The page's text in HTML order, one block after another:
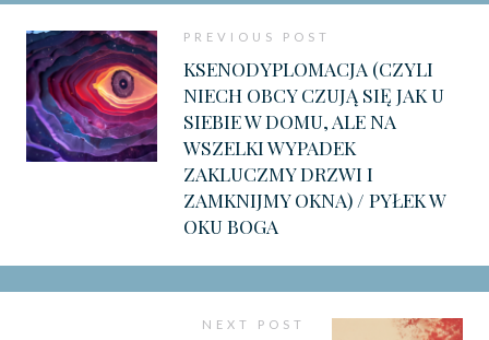
PREVIOUS POST
KSENODYPLOMACJA (CZYLI
NIECH OBCY CZUJĄ SIĘ JAK U
SIEBIE W DOMU, ALE NA
WSZELKI WYPADEK
ZAKLUCZMY DRZWI I
ZAMKNIJMY OKNA) / PYŁEK W
OKU BOGA
NEXT POST